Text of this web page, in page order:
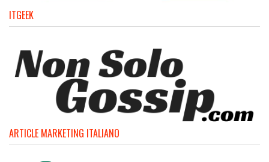
ITGEEK
ARTICLE MARKETING ITALIANO